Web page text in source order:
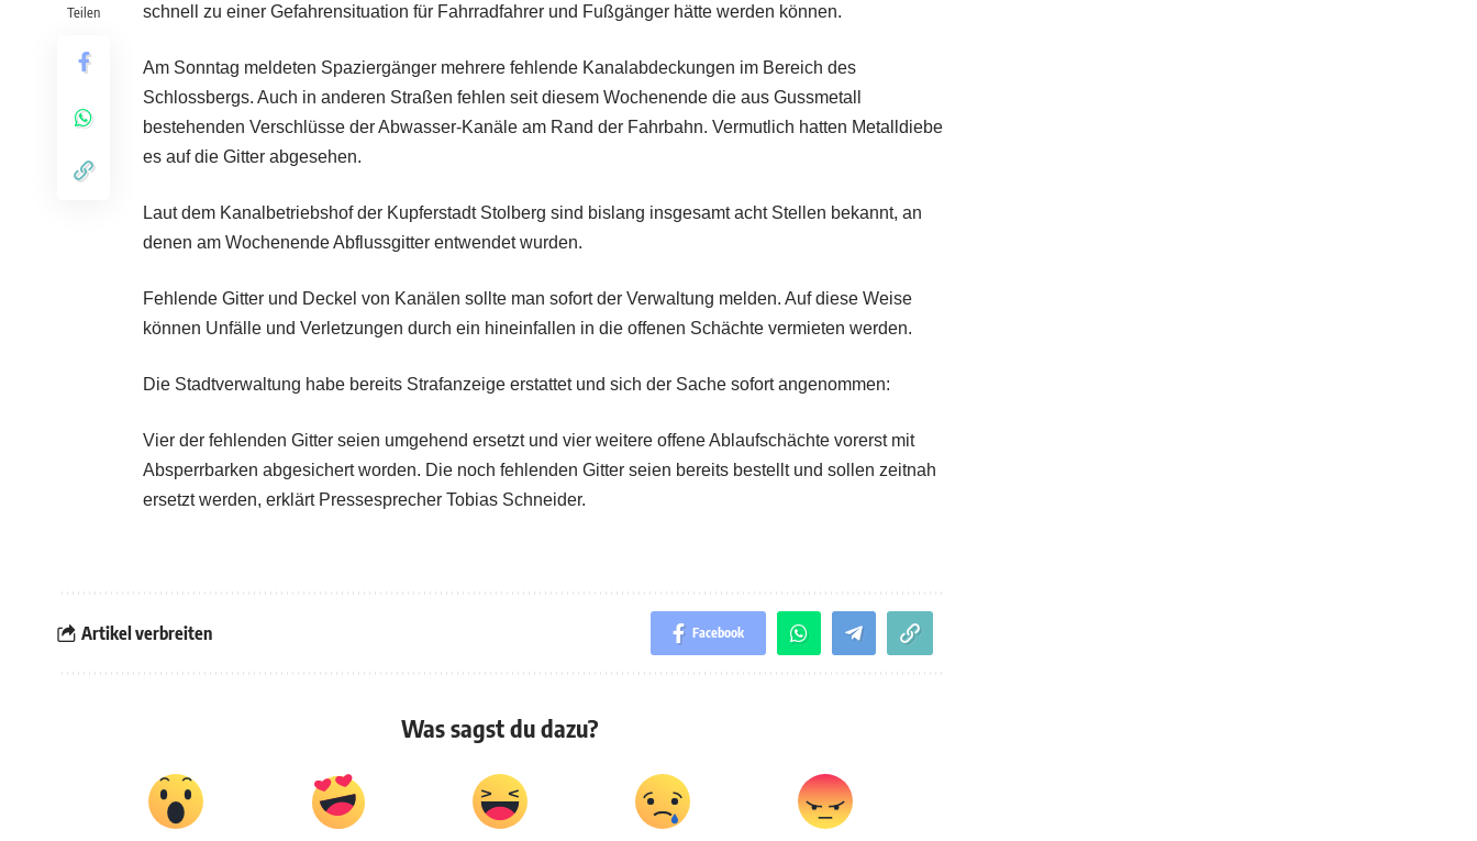
Teilen
schnell zu einer Gefahrensituation für Fahrradfahrer und Fußgänger hätte werden können.
Am Sonntag meldeten Spaziergänger mehrere fehlende Kanalabdeckungen im Bereich des
Schlossbergs. Auch in anderen Straßen fehlen seit diesem Wochenende die aus Gussmetall
bestehenden Verschlüsse der Abwasser-Kanäle am Rand der Fahrbahn. Vermutlich hatten Metalldiebe
es auf die Gitter abgesehen.
Laut dem Kanalbetriebshof der Kupferstadt Stolberg sind bislang insgesamt acht Stellen bekannt, an
denen am Wochenende Abflussgitter entwendet wurden.
Fehlende Gitter und Deckel von Kanälen sollte man sofort der Verwaltung melden. Auf diese Weise
können Unfälle und Verletzungen durch ein hineinfallen in die offenen Schächte vermieten werden.
Die Stadtverwaltung habe bereits Strafanzeige erstattet und sich der Sache sofort angenommen:
Vier der fehlenden Gitter seien umgehend ersetzt und vier weitere offene Ablaufschächte vorerst mit
Absperrbarken abgesichert worden. Die noch fehlenden Gitter seien bereits bestellt und sollen zeitnah
ersetzt werden, erklärt Pressesprecher Tobias Schneider.
Artikel verbreiten Facebook
Was sagst du dazu?